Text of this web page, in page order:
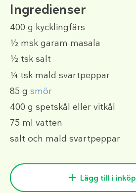
Ingredienser
400 g kycklingfärs
½ msk garam masala
½ tsk salt
¼ tsk mald svartpeppar
85 g smör
400 g spetskål eller vitkål
75 ml vatten
salt och mald svartpeppar
Lägg till i